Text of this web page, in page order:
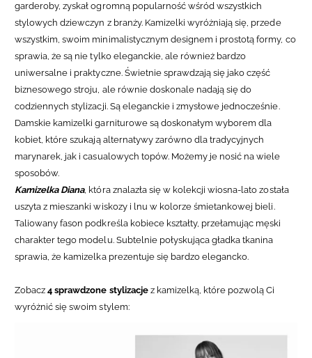
garderoby, zyskał ogromną popularność wśród wszystkich
stylowych dziewczyn z branży. Kamizelki wyróżniają się, przede
wszystkim, swoim minimalistycznym designem i prostotą formy, co
sprawia, że są nie tylko eleganckie, ale również bardzo
uniwersalne i praktyczne. Świetnie sprawdzają się jako część
biznesowego stroju, ale równie doskonale nadają się do
codziennych stylizacji. Są eleganckie i zmysłowe jednocześnie.
Damskie kamizelki garniturowe są doskonałym wyborem dla
kobiet, które szukają alternatywy zarówno dla tradycyjnych
marynarek, jak i casualowych topów. Możemy je nosić na wiele
sposobów.
Kamizelka Diana, która znalazła się w kolekcji wiosna-lato została
uszyta z mieszanki wiskozy i lnu w kolorze śmietankowej bieli.
Taliowany fason podkreśla kobiece kształty, przełamując męski
charakter tego modelu. Subtelnie połyskująca gładka tkanina
sprawia, że kamizelka prezentuje się bardzo elegancko.
Zobacz4 sprawdzone stylizacjez kamizelką, które pozwolą Ci
wyróżnić się swoim stylem: